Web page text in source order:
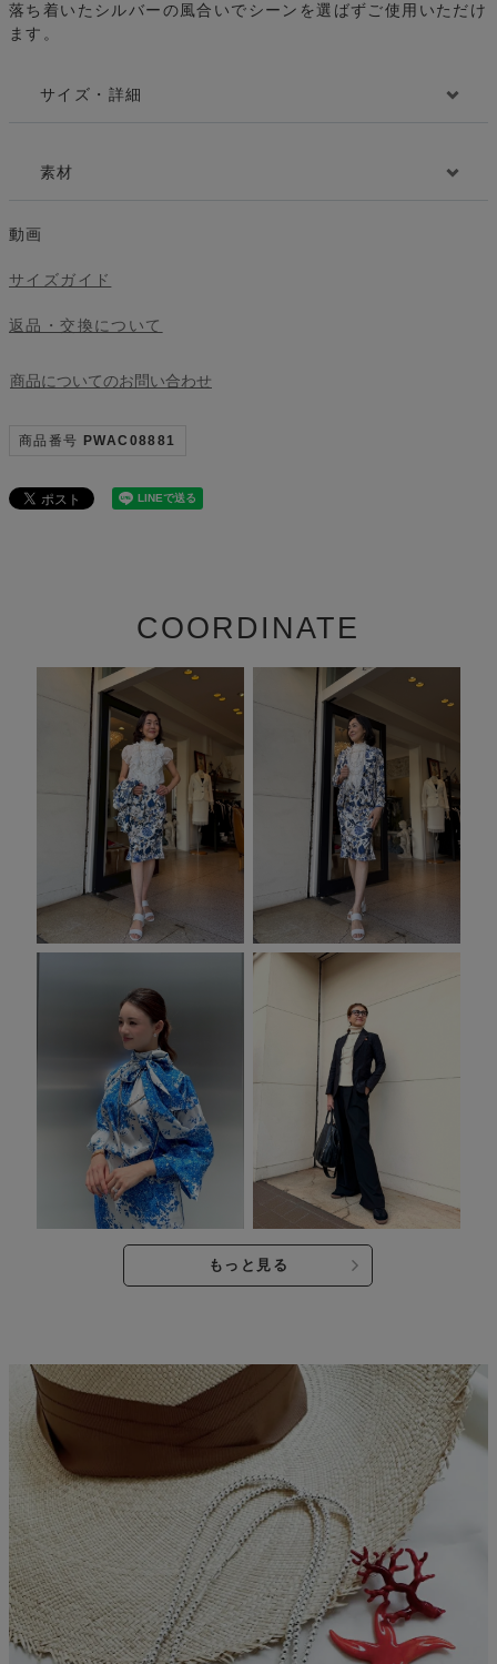
落ち着いたシルバーの風合いでシーンを選ばずご使用いただけ
ます。
サイズ・詳細
素材
動画
サイズガイド
返品・交換について
商品についてのお問い合わせ
商品番号 PWAC08881
COORDINATE
もっと見る